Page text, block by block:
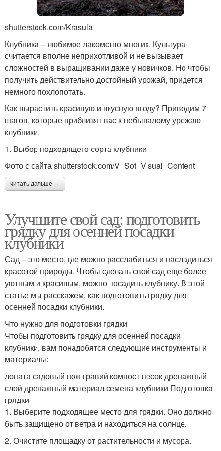
shutterstock.com/Krasula
Клубника – любимое лакомство многих. Культура
считается вполне неприхотливой и не вызывает
сложностей в выращивании даже у новичков. Но чтобы
получить действительно достойный урожай, придется
немного похлопотать.
Как вырастить красивую и вкусную ягоду? Приводим 7
шагов, которые приблизят вас к небывалому урожаю
клубники.
1. Выбор подходящего сорта клубники
Фото с сайта shutterstock.com/V_Sot_Visual_Content
читать дальше →
Улучшите свой сад: подготовить
грядку для осенней посадки
клубники
Сад – это место, где можно расслабиться и насладиться
красотой природы. Чтобы сделать свой сад еще более
уютным и красивым, можно посадить клубнику. В этой
статье мы расскажем, как подготовить грядку для
осенней посадки клубники.
Что нужно для подготовки грядки
Чтобы подготовить грядку для осенней посадки
клубники, вам понадобятся следующие инструменты и
материалы:
лопата садовый нож гравий компост песок дренажный
слой дренажный материал семена клубники Подготовка
грядки
1. Выберите подходящее место для грядки. Оно должно
быть защищено от ветра и находиться на солнце.
2. Очистите площадку от растительности и мусора.